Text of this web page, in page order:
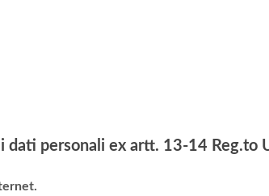
dati personali ex artt. 13-14 Reg.to